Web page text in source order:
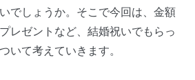
でしょうか。そこで今回は、金額
レゼントなど、結婚祝いでもらっ
いて考えていきます。